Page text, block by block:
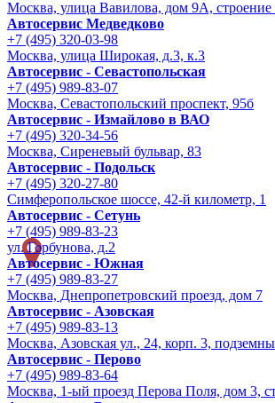
Москва, улица Вавилова, дом 9A, строение
Автосервис Медведково
+7 (495) 320-03-98
Москва, улица Широкая, д.3, к.3
Автосервис - Cевастопольская
+7 (495) 989-83-07
Москва, Севастопольский проспект, 95б
Автосервис - Измайлово в ВАО
+7 (495) 320-34-56
Москва, Сиреневый бульвар, 83
Автосервис - Подольск
+7 (495) 320-27-80
Симферопольское шоссе, 42-й километр, 1
Автосервис - Сетунь
+7 (495) 989-83-23
ул. Горбунова, д.2
Автосервис - Южная
+7 (495) 989-83-27
Москва, Днепропетровский проезд, дом 7
Автосервис - Азовская
+7 (495) 989-83-13
Москва, Азовская ул., 24, корп. 3,
Автосервис - Перово
+7 (495) 989-83-64
Москва, 1-ый проезд Перова Поля, дом 3,